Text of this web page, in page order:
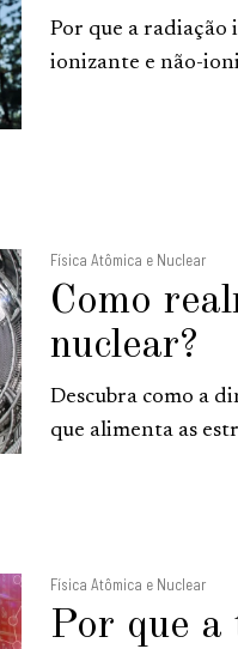
Por que a radiação
ionizante e não-
Física Atômica e Nuclear
Como
nuclear?
Descubra como a
que alimenta as
Física Atômica e Nuclear
Por que a